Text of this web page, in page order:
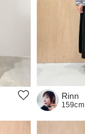
Rinn
159cm